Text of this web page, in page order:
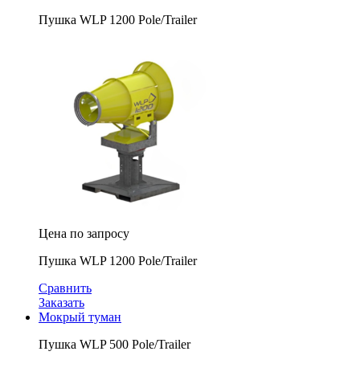
Пушка WLP 1200 Pole/Trailer
Цена по запросу
Пушка WLP 1200 Pole/Trailer
Сравнить
Заказать
Мокрый туман
Пушка WLP 500 Pole/Trailer